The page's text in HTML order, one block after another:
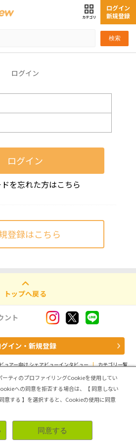
検索
ログイン
新規登録
ログイン
ログイン
を忘れた方はこちら
登録はこちら
トップへ戻る
ント
グイン・新規登録
ュアー向け シェアビューインタビュー | カテゴリ一覧
いて | 利用規約 サイトマップ
Co.,Ltd. All Rights Reserved.
ーティのプロファイリングCookieを使用してい
への同意を拒否する場合は、【 同意しない
同意する 】を選択すると、Cookieの使用に同意
同意する